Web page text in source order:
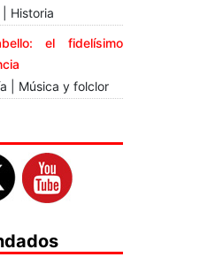
Historia
el fidelísimo
| Música y folclor